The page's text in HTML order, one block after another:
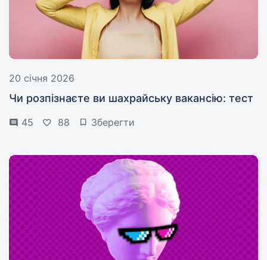
20 січня 2026
Чи розпізнаєте ви шахрайську вакансію: тест
45 88 Зберегти